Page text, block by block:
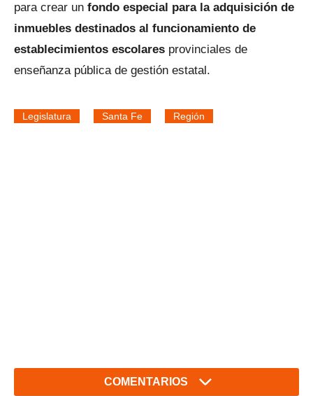
para crear un fondo especial para la adquisición de
inmuebles destinados al funcionamiento de
establecimientos escolares provinciales de
enseñanza pública de gestión estatal.
Legislatura Santa Fe Región
COMENTARIOS